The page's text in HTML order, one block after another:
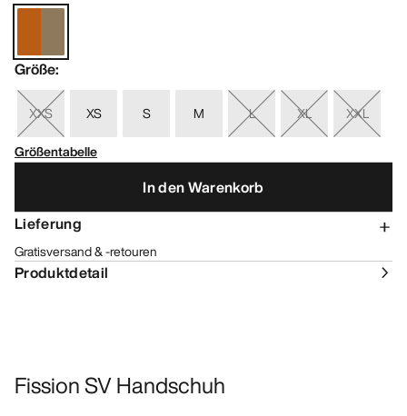
Größe:
XXS XS S M L XL
XXL
Größentabelle
In den Warenkorb
Lieferung
Gratisversand & -retouren
Produktdetail
Fission SV Handschuh